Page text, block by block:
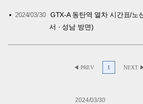
2024/03/30
GTX-A 동탄역 열차 시간표/노
서 · 성남 방면)
◀ PREV 1 NEXT
2024/03/30